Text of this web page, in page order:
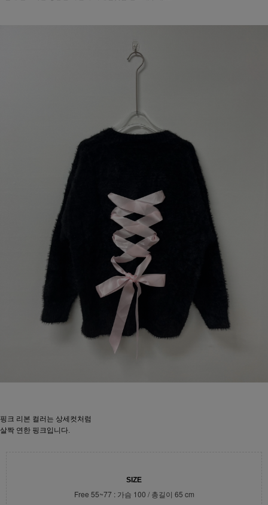
핑크 리본 컬러는 상세컷처럼
살짝 연한 핑크입니다.
SIZE
Free 55~77 : 가슴 100 / 총길이 65 cm